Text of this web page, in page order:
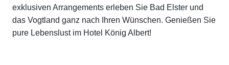
exklusiven Arrangements erleben Sie Bad Elster und
das Vogtland ganz nach Ihren Wünschen. Genießen Sie
pure Lebenslust im Hotel König Albert!